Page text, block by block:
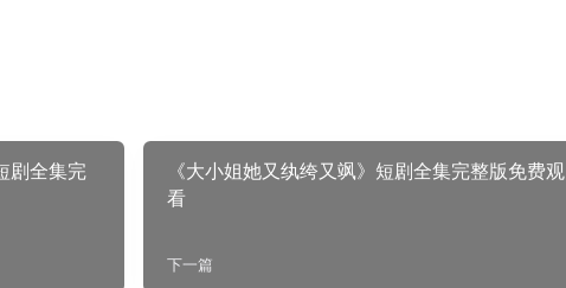
剧全集完
《大小姐她又纨绔又飒》短剧全集完整版免费观
看
下一篇